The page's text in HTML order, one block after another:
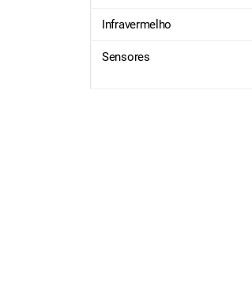
Infravermelho
Sensores